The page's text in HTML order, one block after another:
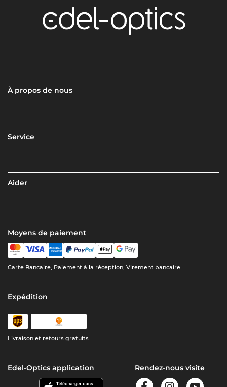
À propos de nous
Service
Aider
Moyens de paiement
Carte Bancaire, Paiement à la réception, Virement bancaire
Expédition
Livraison et retours gratuits
Edel-Optics application Rendez-nous visite